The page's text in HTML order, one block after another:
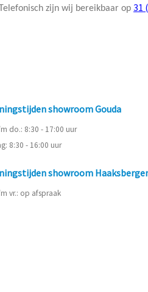
zijn wij bereikbaar op 31
showroom Gouda
do.: 8:30 - 17:00 uur
8:30 - 16:00 uur
showroom
vr.: op afspraak